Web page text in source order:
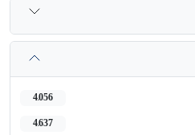
4,056
4,637